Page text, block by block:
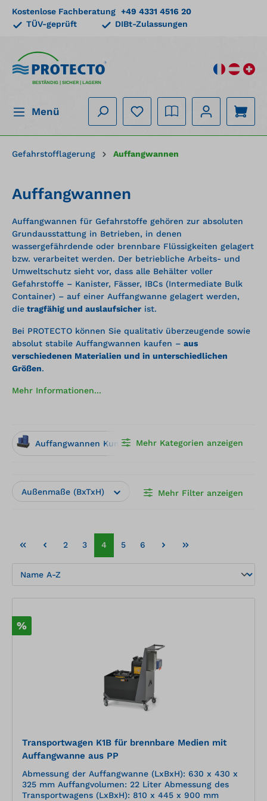
springen
Kostenlose Fachberatung +49 4331 4516 20
TÜV-geprüft
DIBt-Zulassungen
BESTÄNDIG | SICHER | LAGERN
Menü
Gefahrstofflagerung Auffangwannen
Auffangwannen
Auffangwannen für Gefahrstoffe gehören zur absoluten
Grundausstattung in Betrieben, in denen
wassergefährdende oder brennbare Flüssigkeiten gelagert
bzw. verarbeitet werden. Der betriebliche Arbeits- und
Umweltschutz sieht vor, dass alle Behälter voller
Gefahrstoffe – Kanister, Fässer, IBCs (Intermediate Bulk
Container) – auf einer Auffangwanne gelagert werden,
die tragfähig und auslaufsicher ist.
Bei PROTECTO können Sie qualitativ überzeugende sowie
absolut stabile Auffangwannen kaufen – aus
verschiedenen Materialien und in unterschiedlichen
Größen.
Mehr Informationen...
Mehr Kategorien anzeigen
Auffangwannen Kunststoff Auffangwannen Stahl
Mehr Filter anzeigen
Außenmaße (BxTxH) Hersteller
2 3 4 5 6
%
Transportwagen K1B für brennbare Medien mit
Auffangwanne aus PP
Abmessung der Auffangwanne (LxBxH): 630 x 430 x
325 mm Auffangvolumen: 22 Liter Abmessung des
Transportwagens (LxBxH): 810 x 445 x 900 mm